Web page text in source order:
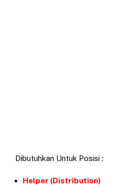
Dibutuhkan Untuk Posisi :
Helper (Distribution)